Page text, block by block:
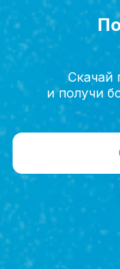
Главная
Скачай
и получи